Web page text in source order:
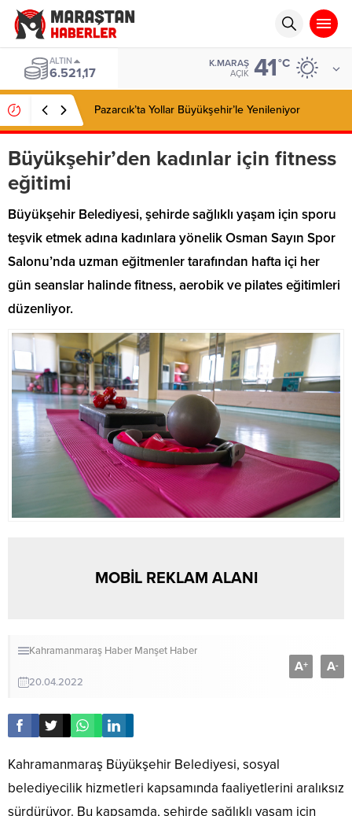
ALTIN
6.521,17
K.MARAŞ
AÇIK 41°C
Pazarcık’ta Yollar Büyükşehir’le Yenileniyor
Büyükşehir’den kadınlar için fitness
eğitimi
Büyükşehir Belediyesi, şehirde sağlıklı yaşam için sporu
teşvik etmek adına kadınlara yönelik Osman Sayın Spor
Salonu’nda uzman eğitmenler tarafından hafta içi her
gün seanslar halinde fitness, aerobik ve pilates eğitimleri
düzenliyor.
MOBİL REKLAM ALANI
Kahramanmaraş Haber Manşet Haber
20.04.2022
A+ A-
Kahramanmaraş Büyükşehir Belediyesi, sosyal
belediyecilik hizmetleri kapsamında faaliyetlerini aralıksız
sürdürüyor. Bu kapsamda, şehirde sağlıklı yaşam için